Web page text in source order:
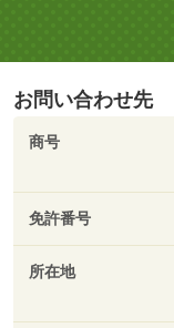
お問い合わせ先
商号
免許番号
所在地